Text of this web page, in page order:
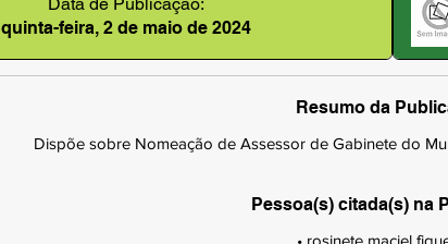
quinta-feira, 2 de maio de 2024
Resumo da
Dispõe sobre Nomeação de Assessor de Gabinete do
Pessoa(s) citada(s) na
• rosinete maciel